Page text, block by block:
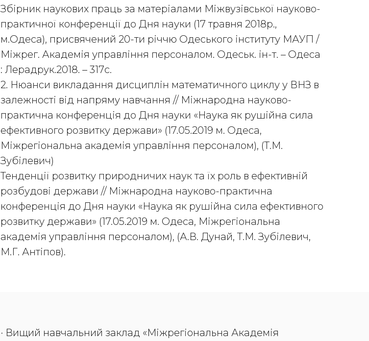
Збірник наукових праць за матеріалами Міжвузівської науково-
практичної конференції до Дня науки (17 травня 2018р.,
м.Одеса), присвячений 20-ти річчю Одеського інституту МАУП /
Міжрег. Академія управління персоналом. Одеськ. ін-т. – Одеса
: Лерадрук.2018. – 317с.
2. Нюанси викладання дисциплін математичного циклу у ВНЗ в
залежності від напряму навчання // Міжнародна науково-
практична конференція до Дня науки «Наука як рушійна сила
ефективного розвитку держави» (17.05.2019 м. Одеса,
Міжрегіональна академія управління персоналом), (Т.М.
Зубілевич)
Тенденції розвитку природничих наук та їх роль в ефективній
розбудові держави // Міжнародна науково-практична
конференція до Дня науки «Наука як рушійна сила ефективного
розвитку держави» (17.05.2019 м. Одеса, Міжрегіональна
академія управління персоналом), (А.В. Дунай, Т.М. Зубілевич,
М.Г. Антіпов).
· Вищий навчальний заклад «Міжрегіональна Академія